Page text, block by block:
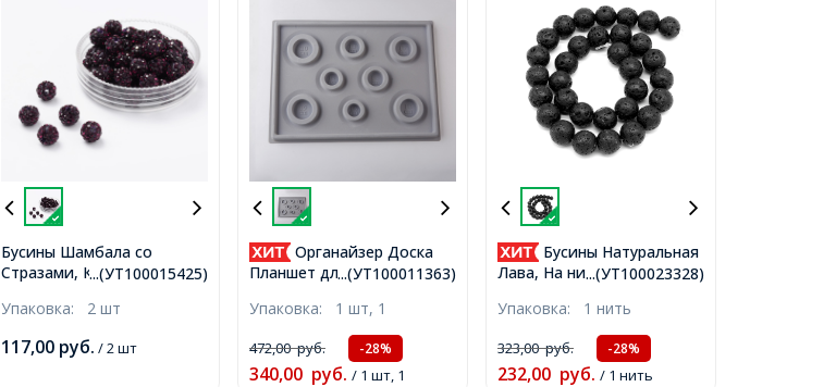
...(УТ100015425)
Бусины Шамбала со
Стразами, Класс А, из
Круглые, Цвет: Аметист,
Размер: 8мм, Отверстие
1.5мм, (УТ100015425)
Упаковка: 2 шт
117,00 руб. / 2 шт
...(УТ100011363)
Органайзер Доска
Планшет для Дизайна и
до 20см, Флокированный
Пластик, 35х26см,
(УТ100011363)
Упаковка: 1 шт, 1
472,00руб. -28%
340,00 руб. / 1 шт, 1
...(УТ100023328)
Бусины Натуральная
Лава, На нитях, Круглые,
12мм, Отверстие 1мм,
около 32шт/37см/нить,
(УТ100023328)
Упаковка: 1 нить
323,00руб. -28%
232,00 руб. / 1 нить